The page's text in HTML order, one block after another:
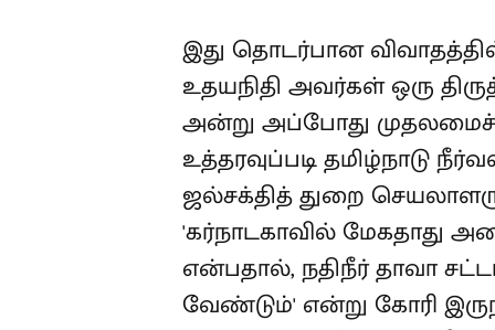
இது தொடர்பான
உதயநிதி அவர்கள் ஒரு
அன்று அப்போது
உத்தரவுப்படி தமிழ்நாடு
ஜல்சக்தித் துறை
'கர்நாடகாவில் மேகதாது
என்பதால், நதிநீர் தாவா
வேண்டும்' என்று கோரி